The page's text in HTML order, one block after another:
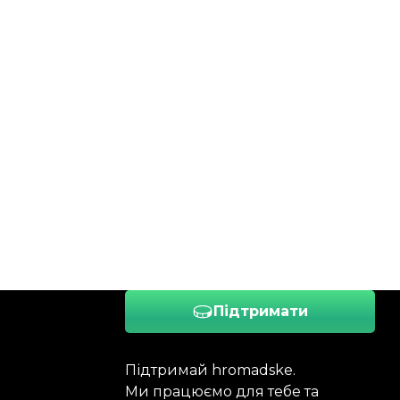
Підтримати
Підтримай hromadske.
Ми працюємо для тебе та